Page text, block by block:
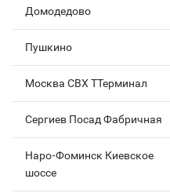
Домодедово
Пушкино
Москва СВХ ТТерминал
Сергиев Посад Фабричная
Наро-Фоминск Киевское
шоссе